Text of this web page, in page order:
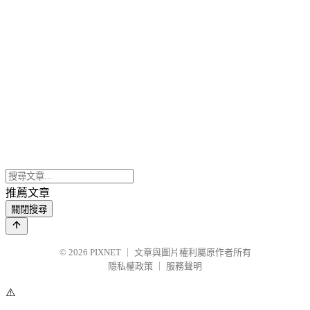
推薦文章
關閉搜尋
© 2026 PIXNET
文章與圖片權利屬原作者所有
隱私權政策
服務聲明
⚠️